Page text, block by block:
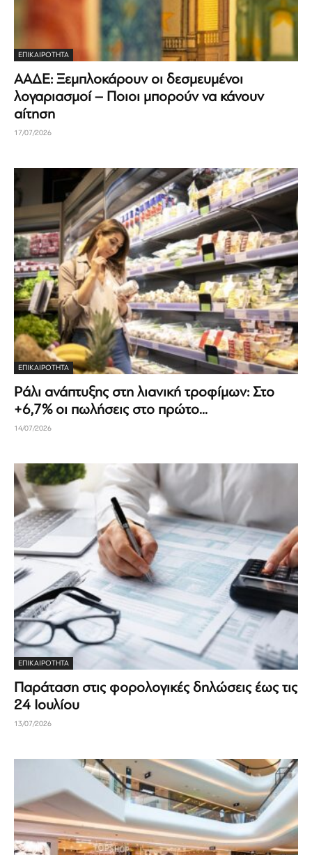
ΕΠΙΚΑΙΡΟΤΗΤΑ
ΑΑΔΕ: Ξεμπλοκάρουν οι δεσμευμένοι
λογαριασμοί – Ποιοι μπορούν να κάνουν
αίτηση
17/07/2026
ΕΠΙΚΑΙΡΟΤΗΤΑ
Ράλι ανάπτυξης στη λιανική τροφίμων: Στο
+6,7% οι πωλήσεις στο πρώτο...
14/07/2026
ΕΠΙΚΑΙΡΟΤΗΤΑ
Παράταση στις φορολογικές δηλώσεις έως τις
24 Ιουλίου
13/07/2026